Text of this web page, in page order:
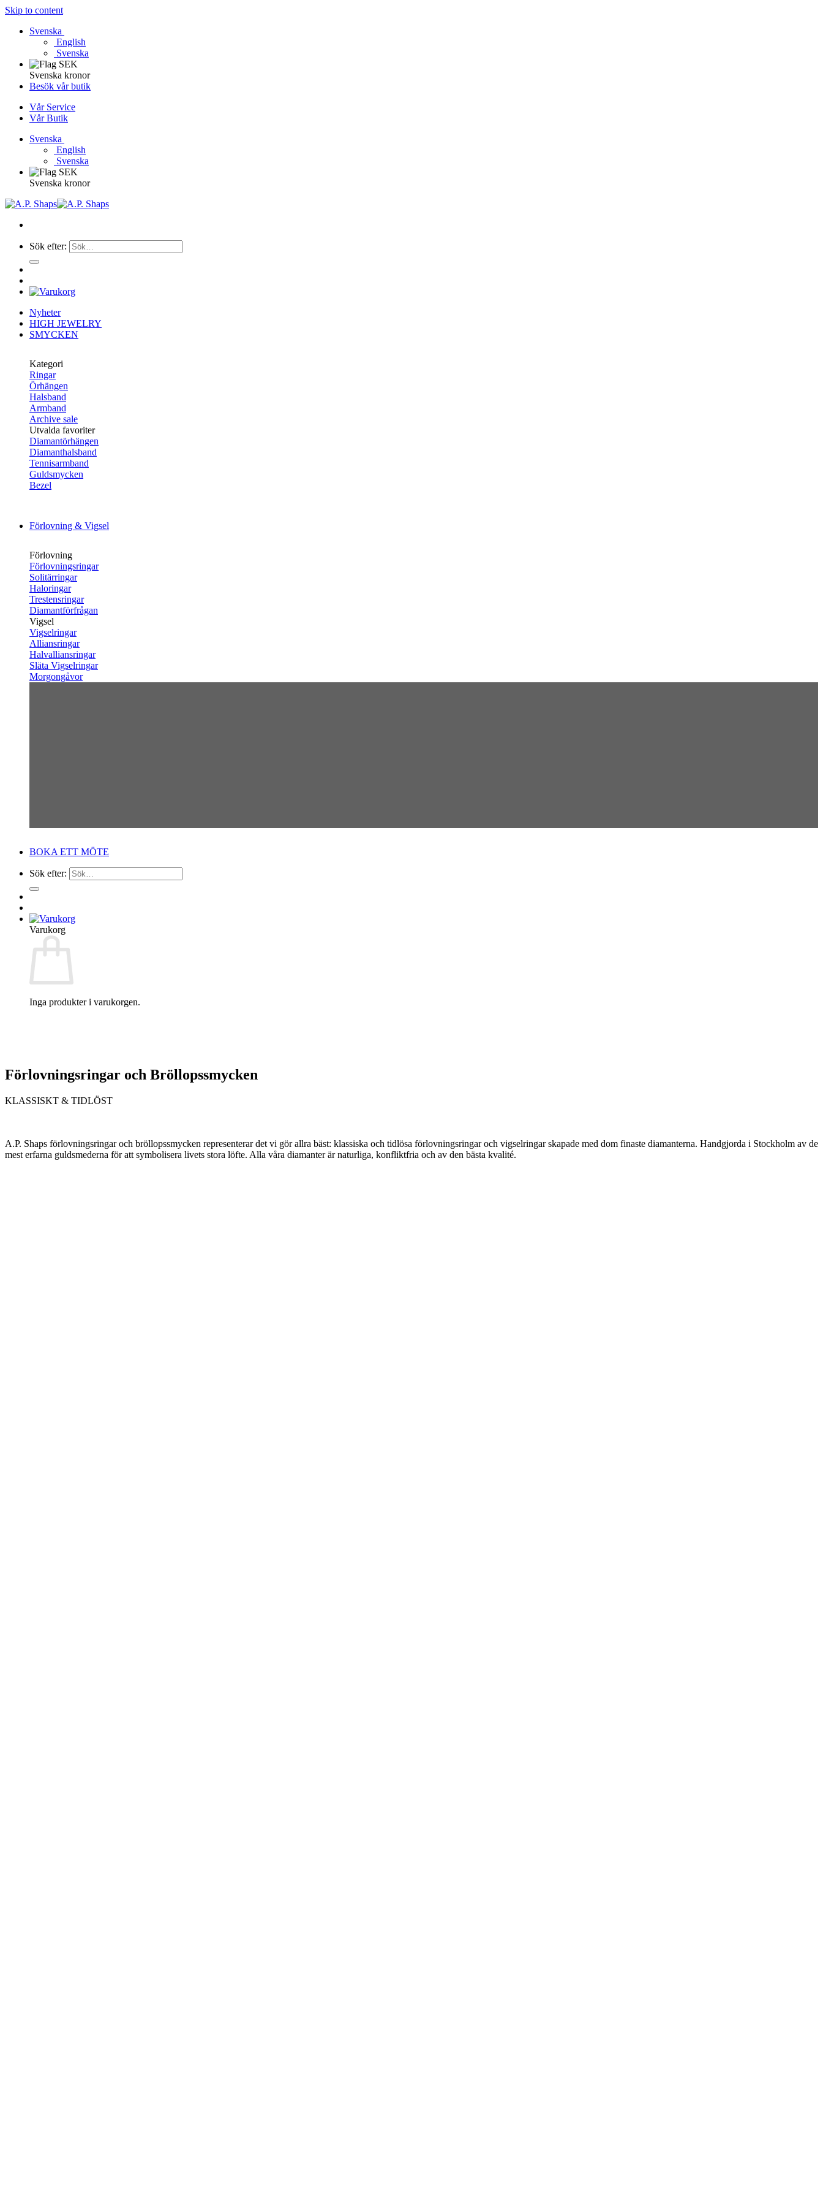
Skip to content
Svenska
English
Svenska
Svenska kronor
Besök vår butik
Vår Service
Vår Butik
Svenska
English
Svenska
Svenska kronor
Sök efter:
Nyheter
HIGH JEWELRY
SMYCKEN
Kategori
Ringar
Örhängen
Halsband
Armband
Archive sale
Utvalda favoriter
Diamantörhängen
Diamanthalsband
Tennisarmband
Guldsmycken
Bezel
Förlovning & Vigsel
Förlovning
Förlovningsringar
Solitärringar
Haloringar
Trestensringar
Diamantförfrågan
Vigsel
Vigselringar
Alliansringar
Halvalliansringar
Släta Vigselringar
Morgongåvor
BOKA ETT MÖTE
Sök efter:
Varukorg
Inga produkter i varukorgen.
Förlovningsringar och Bröllopssmycken
KLASSISKT & TIDLÖST
A.P. Shaps förlovningsringar och bröllopssmycken representerar det vi gör allra bäst: klassiska och tidlösa förlovningsringar och vigselringar skapade med dom finaste diamanterna. Handgjorda i Stockholm av de
mest erfarna guldsmederna för att symbolisera livets stora löfte. Alla våra diamanter är naturliga, konfliktfria och av den bästa kvalité.